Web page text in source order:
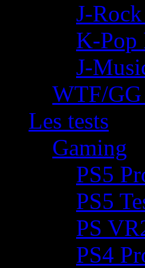
J-
K-Pop
J-
WTF/GG
Les tests
Gaming
PS5
PS5
PS
PS4